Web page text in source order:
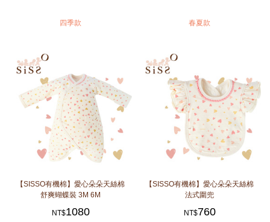
四季款 春夏款
【SISSO有機棉】愛心朵朵天絲棉
舒爽蝴蝶裝 3M 6M
NT$1080
【SISSO有機棉】愛心朵朵天絲棉
法式圍兜
NT$760